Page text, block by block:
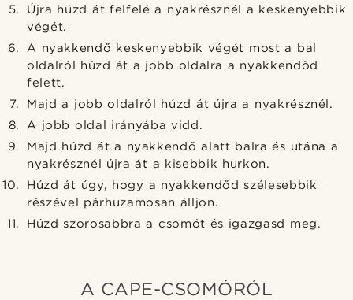
Újra húzd át felfelé a nyakrésznél a keskenyebbik
végét.
A nyakkendő keskenyebbik végét most a bal
oldalról húzd át a jobb oldalra a nyakkendőd
felett.
Majd a jobb oldalról húzd át újra a nyakrésznél.
A jobb oldal irányába vidd.
Majd húzd át a nyakkendő alatt balra és utána a
nyakrésznél újra át a kisebbik hurkon.
Húzd át úgy, hogy a nyakkendőd szélesebbik
részével párhuzamosan álljon.
Húzd szorosabbra a csomót és igazgasd meg.
A CAPE-CSOMÓRÓL